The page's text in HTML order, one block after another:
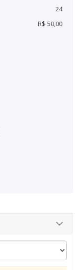
24
R$ 50,00